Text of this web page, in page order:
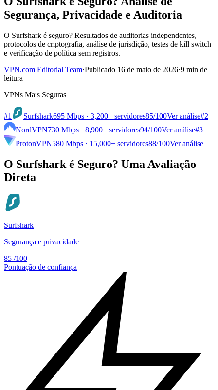
Segurança, Privacidade e Auditoria
O Surfshark é seguro? Resultados de auditorias independentes,
protocolos de criptografia, análise de jurisdição, testes de kill switch
e verificação de política sem registros.
VPN.com Editorial Team·Publicado 16 de maio de 2026·9 min de
leitura
VPNs Mais Seguras
#1 Surfshark695 Mbps · 3,200+ servidores85/100Ver análise#2
NordVPN730 Mbps · 8,900+ servidores94/100Ver análise#3
ProtonVPN580 Mbps · 15,000+ servidores88/100Ver análise
O Surfshark é Seguro? Uma Avaliação
Direta
Surfshark
Segurança e privacidade
85 /100
Pontuação de confiança